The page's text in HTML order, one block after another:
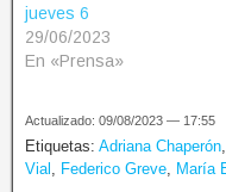
jueves 6
29/06/2023
En «Prensa»
Actualizado: 09/08/2023 — 17:55
Etiquetas: Adriana Chaperón,
Vial , Federico Greve, María